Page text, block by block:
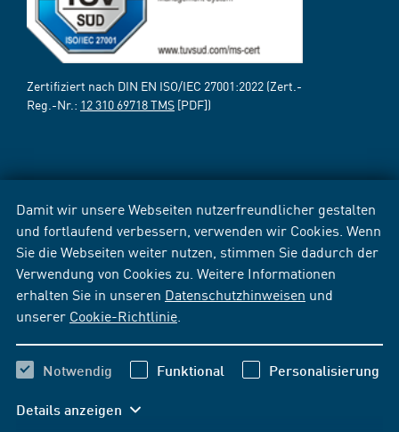
Damit wir unsere Webseiten nutzerfreundlicher gestalten
und fortlaufend verbessern, verwenden wir Cookies. Wenn
Sie die Webseiten weiter nutzen, stimmen Sie dadurch der
Verwendung von Cookies zu. Weitere Informationen
erhalten Sie in unseren Datenschutzhinweisen und
unserer Cookie-Richtlinie
Notwendig Funktional Personalisierung
Details anzeigen
Zertifiziert nach DIN EN ISO/IEC 27001:2022 (Zert.-
Reg.-Nr.: 12 310 69718 TMS [PDF])